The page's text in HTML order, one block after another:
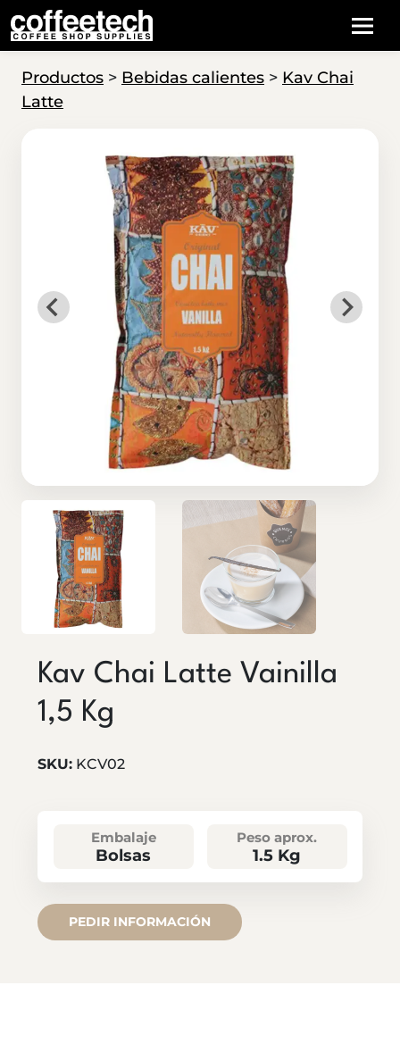
Productos > Bebidas calientes > Kav Chai
Latte
Kav Chai Latte Vainilla
1,5 Kg
SKU: KCV02
Embalaje
Bolsas
Peso aprox.
1.5 Kg
PEDIR INFORMACIÓN